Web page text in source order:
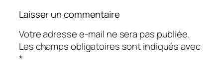
Laisser un commentaire
Votre adresse e-mail ne sera pas publiée.
Les champs obligatoires sont indiqués avec
*